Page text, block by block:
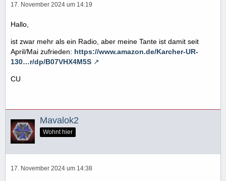
17. November 2024 um 14:19
Hallo,
ist zwar mehr als ein Radio, aber meine Tante ist damit seit
April/Mai zufrieden: https://www.amazon.de/Karcher-UR-
130…r/dp/B07VHX4M5S
CU
Mavalok2
Wohnt hier
17. November 2024 um 14:38